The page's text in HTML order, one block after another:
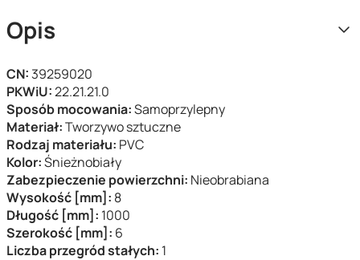
Opis
CN: 39259020
PKWiU:22.21.21.0
Sposób mocowania:Samoprzylepny
Materiał:Tworzywo sztuczne
Rodzaj materiału: PVC
Kolor:Śnieżnobiały
Zabezpieczenie powierzchni: Nieobrabiana
Wysokość [mm]: 8
Długość [mm]: 1000
Szerokość [mm]: 6
Liczba przegród stałych: 1